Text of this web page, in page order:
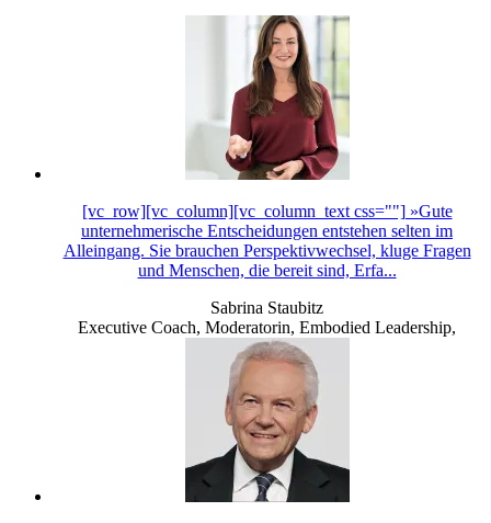
[vc_row][vc_column][vc_column_text css=""] »Gute
unternehmerische Entscheidungen entstehen selten im
Alleingang. Sie brauchen Perspektivwechsel, kluge Fragen
und Menschen, die bereit sind, Erfa...
Sabrina Staubitz
Executive Coach, Moderatorin, Embodied Leadership,